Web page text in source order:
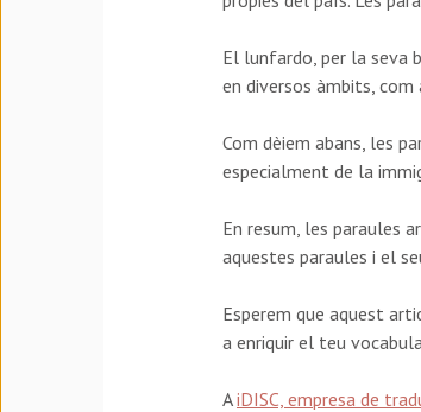
El lunfardo, per la seva
en diversos àmbits,
Com dèiem abans, les
especialment de la
En resum, les paraules
aquestes paraules i el
Esperem que aquest
a enriquir el teu
AiDISC, empresa de